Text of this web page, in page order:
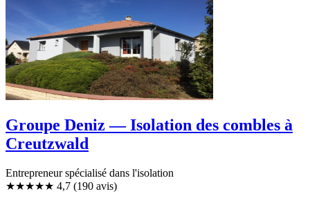
Groupe Deniz — Isolation des combles à
Creutzwald
Entrepreneur spécialisé dans l'isolation
★★★★★ 4,7 (190 avis)